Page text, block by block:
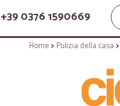
+39 0376 1590669
Home Pulizia della casa